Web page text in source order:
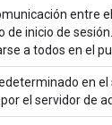
entre
inicio de
a todos en el
en el
el servidor de